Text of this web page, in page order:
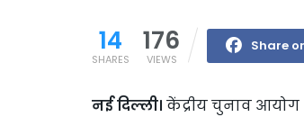
14
SHARES
176
VIEWS
Share
नई दिल्ली। केंद्रीय चुनाव आयोग